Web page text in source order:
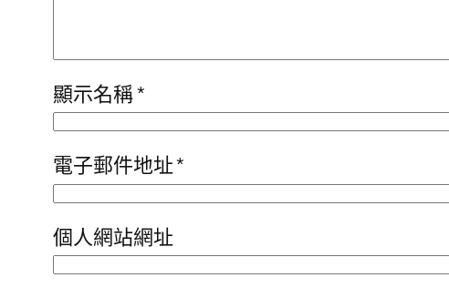
顯示名稱*
電子郵件地址*
個人網站網址